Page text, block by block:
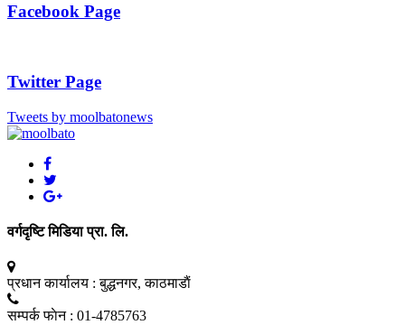
Facebook Page
Twitter Page
Tweets by moolbatonews
वर्गदृष्टि मिडिया प्रा. लि.
प्रधान कार्यालय : बुद्धनगर, काठमाडाैं
सम्पर्क फाेन : 01-4785763